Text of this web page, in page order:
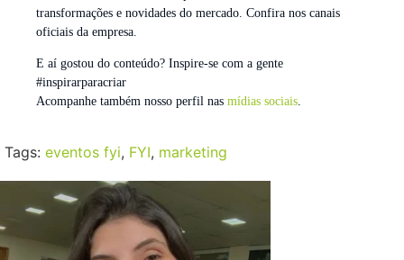
transformações e novidades do mercado. Confira nos canais
oficiais da empresa.
E aí gostou do conteúdo? Inspire-se com a gente
#inspirarparacriar
Acompanhe também nosso perfil nas mídias sociais.
Tags: eventos fyi, FYI, marketing